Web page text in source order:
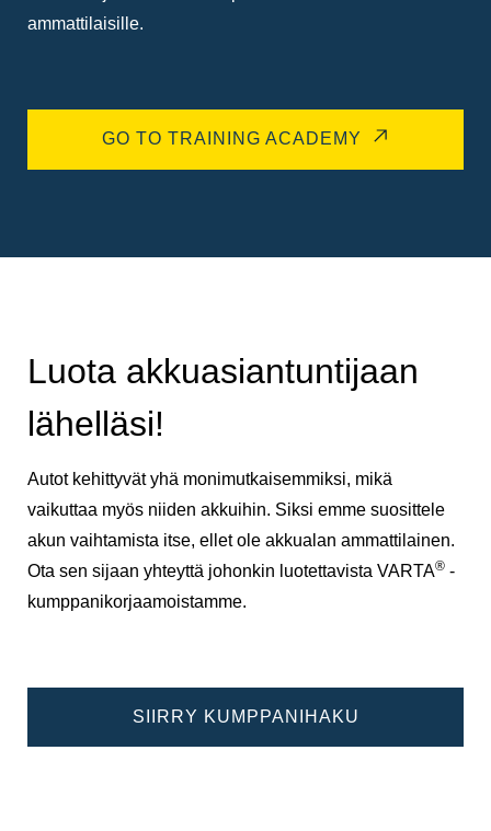
ammattilaisille.
GO TO TRAINING ACADEMY
Luota akkuasiantuntijaan
lähelläsi!
Autot kehittyvät yhä monimutkaisemmiksi, mikä
vaikuttaa myös niiden akkuihin. Siksi emme suosittele
akun vaihtamista itse, ellet ole akkualan ammattilainen.
Ota sen sijaan yhteyttä johonkin luotettavista VARTA® -
kumppanikorjaamoistamme.
SIIRRY KUMPPANIHAKU